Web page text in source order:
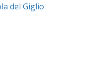
del Giglio